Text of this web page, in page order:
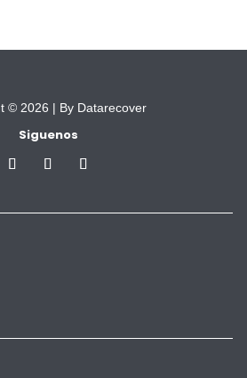
© 2026 | By Datarecover
Siguenos